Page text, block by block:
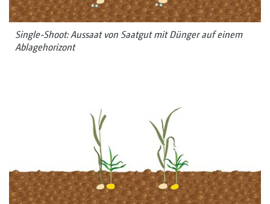
Single-Shoot: Aussaat von Saatgut mit Dünger auf einem
Ablagehorizont